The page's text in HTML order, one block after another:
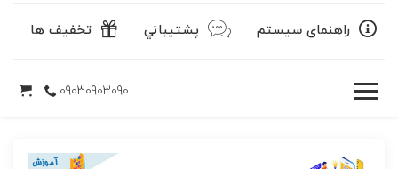
راهنمای سیستم پشتيباني تخفیف ها
09030903090